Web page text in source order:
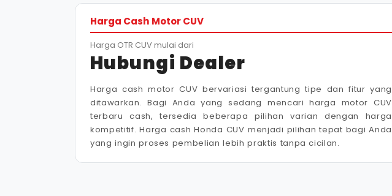
Harga Cash Motor CUV
Harga OTR CUV mulai dari
Hubungi Dealer
Harga cash motor CUV bervariasi tergantung tipe dan fitur yang
ditawarkan. Bagi Anda yang sedang mencari harga motor CUV
terbaru cash, tersedia beberapa pilihan varian dengan harga
kompetitif. Harga cash Honda CUV menjadi pilihan tepat bagi Anda
yang ingin proses pembelian lebih praktis tanpa cicilan.